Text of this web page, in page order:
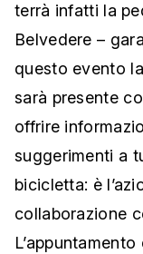
terrà infatti la
Belvedere –
questo evento
sarà presente
offrire
suggerimenti a
bicicletta: è
collaborazione